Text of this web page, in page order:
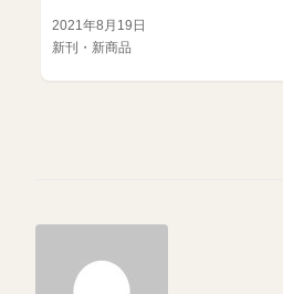
2021年8月19日
新刊・新商品